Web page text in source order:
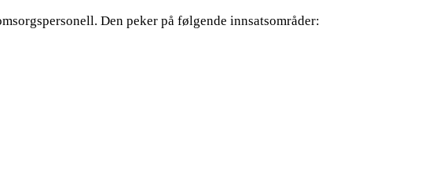
Den peker på følgende innsatsområder: